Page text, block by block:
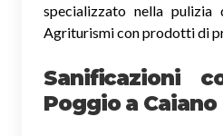
specializzato nella
Agriturismi con prodotti di
Sanificazioni
Poggio a Caiano